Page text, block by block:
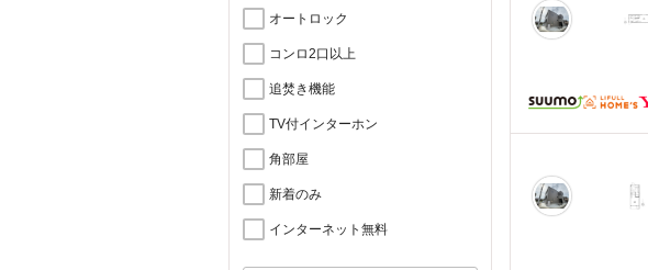
オートロック
コンロ2口以上
追焚き機能
TV付インターホン
角部屋
新着のみ
インターネット無料